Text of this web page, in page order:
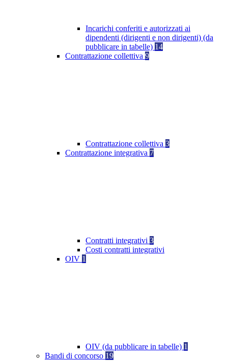
Incarichi conferiti e autorizzati ai
dipendenti (dirigenti e non dirigenti) (da
pubblicare in tabelle) 14
Contrattazione collettiva 9
Contrattazione collettiva 3
Contrattazione integrativa 7
Contratti integrativi 3
Costi contratti integrativi
OIV 1
OIV (da pubblicare in tabelle) 1
Bandi di concorso 19